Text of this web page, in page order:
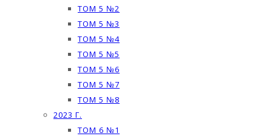
ТОМ 5 №2
ТОМ 5 №3
ТОМ 5 №4
ТОМ 5 №5
ТОМ 5 №6
ТОМ 5 №7
ТОМ 5 №8
2023 Г.
ТОМ 6 №1